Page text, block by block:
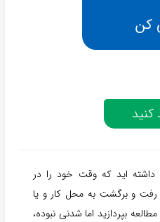
کن
اید که وقت خود را در
و برگشت به محل کار و یا
بپردازید اما شدنی نبوده،